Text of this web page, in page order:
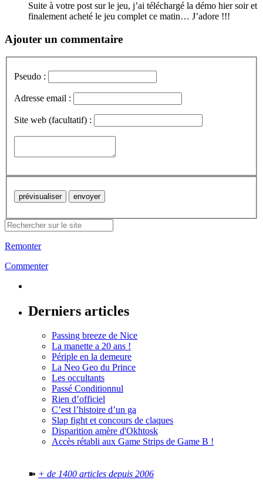
Suite à votre post sur le jeu, j’ai téléchargé la démo hier soir et
finalement acheté le jeu complet ce matin… J’adore !!!
Ajouter un commentaire
Pseudo :
Adresse email :
Site web (facultatif) :
Remonter
Commenter
Derniers articles
Passing breeze de Nice
La manette a 20 ans !
Périple en la demeure
La Neo Geo du Prince
Les occultants
Passé Conditionnul
Rien d’officiel
C’est l’histoire d’un ga
Slap fight et concours de claques
Disparition amère d'Okhtosk
Accès rétabli aux Game Strips de Game B !
➽ + de 1400 articles depuis 2006